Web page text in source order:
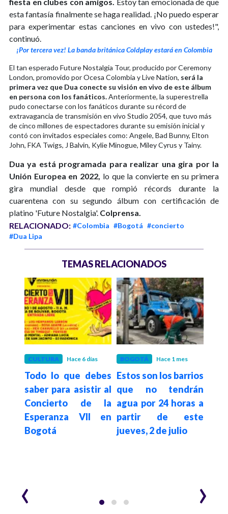
esta fantasía finalmente se haga realidad. ¡No puedo esperar
para experimentar estas canciones en vivo con ustedes!",
continuó.
¡Por tercera vez! La banda británica Coldplay estará en Colombia
El tan esperado Future Nostalgia Tour, producido por Ceremony
London, promovido por Ocesa Colombia y Live Nation, será la
primera vez que Dua conecte su visión en vivo de este álbum
en persona con los fanáticos.Anteriormente, la superestrella
pudo conectarse con los fanáticos durante su récord de
extravagancia de transmisión en vivo Studio 2054, que tuvo más
de cinco millones de espectadores durante su emisión inicial y
contó con invitados especiales como: Angele, Bad Bunny, Elton
John, FKA Twigs, J Balvin, Kylie Minogue, Miley Cyrus y Tainy.
Dua ya está programada para realizar una gira por la
Unión Europea en 2022, lo que la convierte en su primera
gira mundial desde que rompió récords durante la
cuarentena con su segundo álbum con certificación de
platino 'Future Nostalgia'. Colprensa.
RELACIONADO: #Colombia #Bogotá #concierto
#Dua Lipa
TEMAS RELACIONADOS
CULTURA Hace 6 días
Todo lo que debes
saber para asistir al
Concierto de la
Esperanza VII en
Bogotá
BOGOTÁ Hace 1 mes
Estos son los barrios
que no tendrán
agua por 24 horas a
partir de este
jueves, 2 de julio
‹ ›